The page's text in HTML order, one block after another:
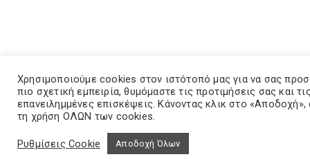
Χρησιμοποιούμε cookies στον ιστότοπό μας για να σας
πιο σχετική εμπειρία, θυμόμαστε τις προτιμήσεις σας και
επανειλημμένες επισκέψεις. Κάνοντας κλικ στο
τη χρήση ΟΛΩΝ των cookies.
Ρυθμίσεις Cookie Αποδοχή Όλων